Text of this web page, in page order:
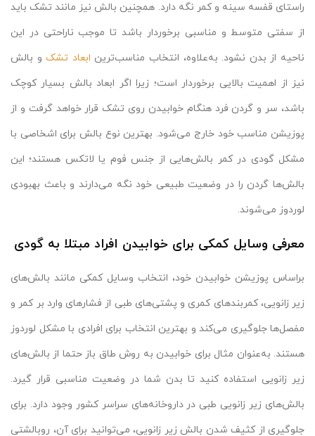
راستای قفسه سینه و کمر نگه دارد. همچنین بالش نیز مانند تشک باید
از سفتی متوسط و مناسبی برخوردار باشد تا موجب ناراحتی در این
ناحیه از بدن نشود. به‌علاوه، انتخاب مناسب‌ترین ابعاد تشکو بالش
نیز از اهمیت بالایی برخوردار است؛ زیرا اگر ابعاد بالش بسیار کوچک
باشد، سر و گردن فرد هنگام خوابیدن روی تشک قرار خواهد گرفت و از
پوزیشن مناسب خود خارج می‌شود. بهترین نوع بالش برای اشخاصی با
مشکل گودی در کمر بالش‌هایی از جنس فوم یا لاتکس هستند؛‌ این
بالش‌ها گردن را در وضعیت طبیعی خود نگه می‌دارند و باعث بهبودی
لوردوز می‌شوند.
معرفی وسایل کمکی برای خوابیدن افراد مبتلا به گودی
براساس پوزیشن خوابیدن خود، انتخاب وسایل کمکی مانند بالش‌های
زیر زانویی، کمربندهای کمری و پشتی‌های طبی از فشارهای وارد بر کمر و
مفصل‌ها جلوگیری می‌کند و بهترین انتخاب برای افرادی با مشکل لوردوز
هستند. به‌عنوان مثال برای خوابیدن به روش طاق باز حتما از بالش‌های
زیر زانویی استفاده کنید تا بدن شما در وضعیت مناسبی قرار گیرد.
بالش‌های زیر زانویی طبی در داروخانه‌های سراسر کشور وجود دارد. برای
جلوگیری از کثیف شدن بالش زیر زانویی، می‌توانید برای آن، روبالشتی